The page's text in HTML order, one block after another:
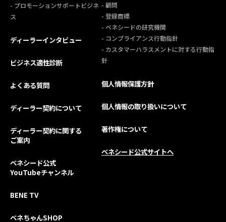
- プロモーションサポートビジネ
ス
ディーラーインタビュー
ビジネス適性診断
よくある質問
ディーラー契約について
ディーラー契約に関する
ご案内
ベネシード公式
YouTubeチャンネル
BENE TV
ベネちゃんSHOP
- 顧問
- 登録商標
- ベネシードの研究機関
- コンプライアンス行動指針
- カスタマーハラスメントに対する行動指
針
個人情報保護方針
個人情報の取り扱いについて
著作権について
ベネシード公式サイトへ